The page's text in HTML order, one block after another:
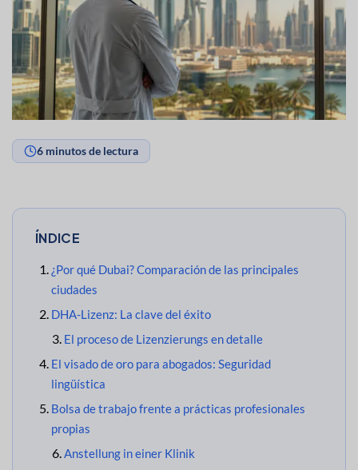
6 minutos de lectura
ÍNDICE
¿Por qué Dubai? Comparación de las principales
ciudades
DHA-Lizenz: La clave del éxito
El proceso de Lizenzierungs en detalle
El visado de oro para abogados: Seguridad
lingüística
Bolsa de trabajo frente a prácticas profesionales
propias
Anstellung in einer Klinik